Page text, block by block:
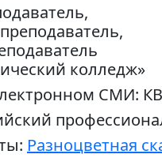
колледж»
СМИ:
Разноцветная